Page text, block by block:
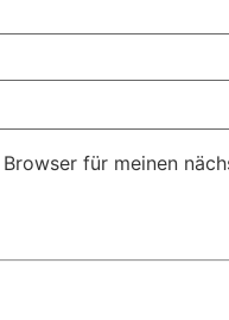
für meinen